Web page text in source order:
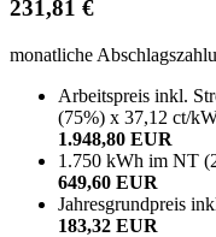
231,81 €
monatliche
Arbeitspreis inkl.
(75%) x 37,12 ct/
1.948,80 EUR
1.750 kWh im NT
649,60 EUR
Jahresgrundpreis
183,32 EUR